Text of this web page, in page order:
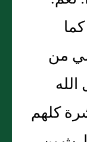
من
كلهم